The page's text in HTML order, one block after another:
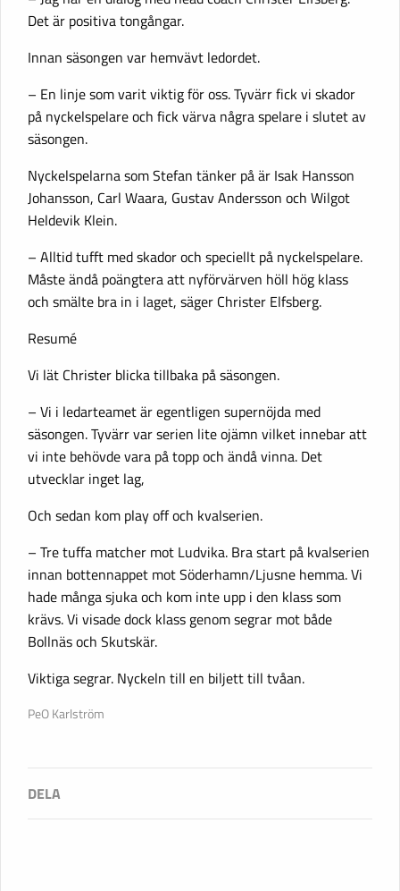
Det är positiva tongångar.
Innan säsongen var hemvävt ledordet.
– En linje som varit viktig för oss. Tyvärr fick vi skador
på nyckelspelare och fick värva några spelare i slutet av
säsongen.
Nyckelspelarna som Stefan tänker på är Isak Hansson
Johansson, Carl Waara, Gustav Andersson och Wilgot
Heldevik Klein.
– Alltid tufft med skador och speciellt på nyckelspelare.
Måste ändå poängtera att nyförvärven höll hög klass
och smälte bra in i laget, säger Christer Elfsberg.
Resumé
Vi lät Christer blicka tillbaka på säsongen.
– Vi i ledarteamet är egentligen supernöjda med
säsongen. Tyvärr var serien lite ojämn vilket innebar att
vi inte behövde vara på topp och ändå vinna. Det
utvecklar inget lag,
Och sedan kom play off och kvalserien.
– Tre tuffa matcher mot Ludvika. Bra start på kvalserien
innan bottennappet mot Söderhamn/Ljusne hemma. Vi
hade många sjuka och kom inte upp i den klass som
krävs. Vi visade dock klass genom segrar mot både
Bollnäs och Skutskär.
Viktiga segrar. Nyckeln till en biljett till tvåan.
PeO Karlström